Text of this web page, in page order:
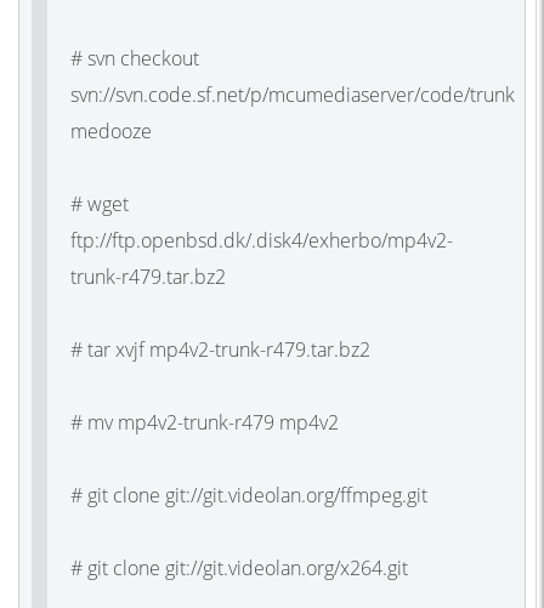
# svn checkout
svn://svn.code.sf.net/p/mcumediaserver/code/trunk
medooze
# wget
ftp://ftp.openbsd.dk/.disk4/exherbo/mp4v2-
trunk-r479.tar.bz2
# tar xvjf mp4v2-trunk-r479.tar.bz2
# mv mp4v2-trunk-r479 mp4v2
# git clone git://git.videolan.org/ffmpeg.git
# git clone git://git.videolan.org/x264.git